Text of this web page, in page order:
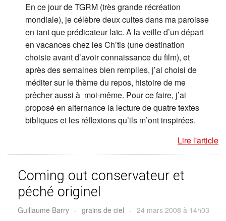
En ce jour de TGRM (très grande récréation
mondiale), je célèbre deux cultes dans ma paroisse
en tant que prédicateur laïc. A la veille d’un départ
en vacances chez les Ch’tis (une destination
choisie avant d’avoir connaissance du film), et
après des semaines bien remplies, j’ai choisi de
méditer sur le thème du repos, histoire de me
prêcher aussi à moi-même. Pour ce faire, j’ai
proposé en alternance la lecture de quatre textes
bibliques et les réflexions qu’ils m’ont inspirées.
Lire l'article
Coming out conservateur et
péché originel
Guillaume Barry - grains de ciel - 24 mars 2008 à 14h03